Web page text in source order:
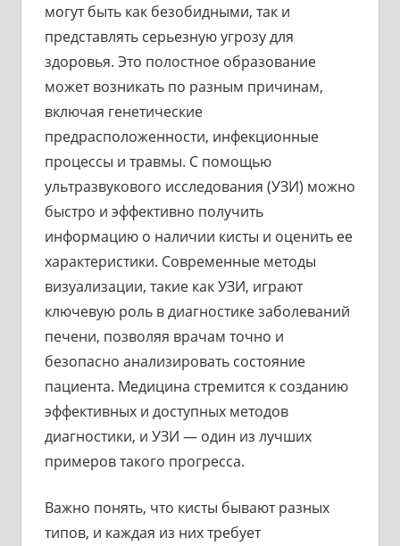
могут быть как безобидными, так и
представлять серьезную угрозу для
здоровья. Это полостное образование
может возникать по разным причинам,
включая генетические
предрасположенности, инфекционные
процессы и травмы. С помощью
ультразвукового исследования (УЗИ) можно
быстро и эффективно получить
информацию о наличии кисты и оценить ее
характеристики. Современные методы
визуализации, такие как УЗИ, играют
ключевую роль в диагностике заболеваний
печени, позволяя врачам точно и
безопасно анализировать состояние
пациента. Медицина стремится к созданию
эффективных и доступных методов
диагностики, и УЗИ — один из лучших
примеров такого прогресса.
Важно понять, что кисты бывают разных
типов, и каждая из них требует